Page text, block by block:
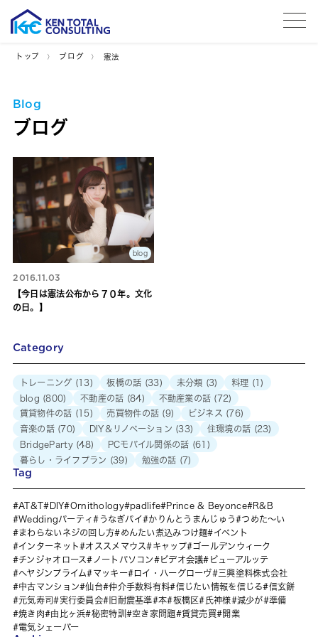
トップ ブログ 憲法
Blog
ブログ
blog
2016.11.03
【今日は憲法公布から７０年。文化
の日。】
Category
トレーニング (13) 板橋の話 (33) 未分類 (3) 料理 (1)
blog (800) 不動産の話 (84) 不動産業の話 (72)
賃貸物件の話 (15) 売買物件の話 (9) ビジネス (76)
音楽の話(70) DIY＆リノベーション (33) 住環境の話 (23)
BridgeParty(48) PCモバイル関係の話 (61)
暮らし・ライフプラン (39) 勉強の話 (7)
Tag
AT&T DIY Ornithology padlife Prince & Beyonce
R&B
Weddingパーティ
うなぎパイ かりんとうまんじゅう
つめた～い
まわらないネジの回し方
めんたい煮込みつけ麺
イベント
インターネット
オススメマウス キャップ
ゴールデンウィーク
チンジャオロース
ノートパソコン ビデオ会議
ビューアルッテ
ヘヤジンプライム
マッキー ロイ・ハーグローヴ
三興塗料株式会社
中古マンション
仙台 仲介手数料有料 信じたい情報を信じる
信玄餅
元気寿司
実行委員会 旧耐震基準 本 板橋区 氏神様 減少が
準備
焼き肉
由比ヶ浜 秘密特訓 空き家問題 賃貸売買
開業
電気シェーバー